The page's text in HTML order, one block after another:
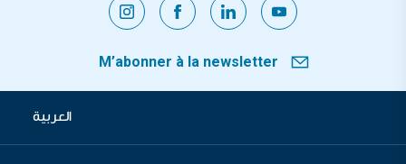
M’abonner à la newsletter
العربية